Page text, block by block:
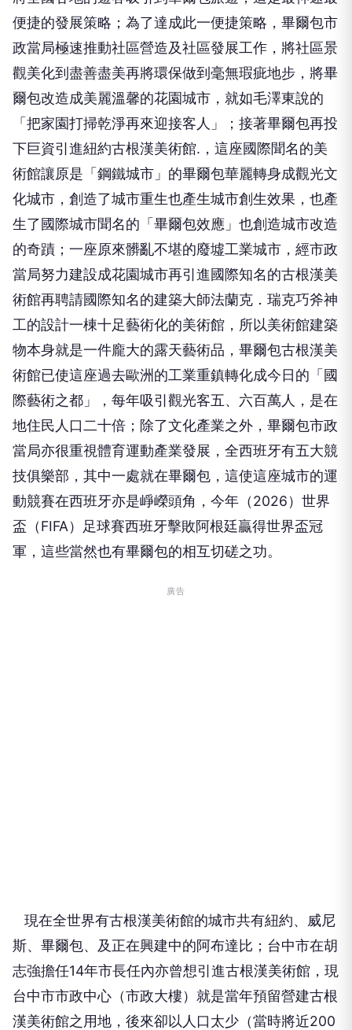
便捷的發展策略；為了達成此一便捷策略，畢爾包市
政當局極速推動社區營造及社區發展工作，將社區景
觀美化到盡善盡美再將環保做到毫無瑕疵地步，將畢
爾包改造成美麗溫馨的花園城市，就如毛澤東說的
「把家園打掃乾淨再來迎接客人」；接著畢爾包再投
下巨資引進紐約古根漢美術館.，這座國際聞名的美
術館讓原是「鋼鐵城市」的畢爾包華麗轉身成觀光文
化城市，創造了城市重生也產生城市創生效果，也產
生了國際城市聞名的「畢爾包效應」也創造城市改造
的奇蹟；一座原來髒亂不堪的廢墟工業城市，經市政
當局努力建設成花園城市再引進國際知名的古根漢美
術館再聘請國際知名的建築大師法蘭克．瑞克巧斧神
工的設計一棟十足藝術化的美術館，所以美術館建築
物本身就是一件龐大的露天藝術品，畢爾包古根漢美
術館已使這座過去歐洲的工業重鎮轉化成今日的「國
際藝術之都」，每年吸引觀光客五、六百萬人，是在
地住民人口二十倍；除了文化產業之外，畢爾包市政
當局亦很重視體育運動產業發展，全西班牙有五大競
技俱樂部，其中一處就在畢爾包，這使這座城市的運
動競賽在西班牙亦是崢嶸頭角，今年（2026）世界
盃（FIFA）足球賽西班牙擊敗阿根廷贏得世界盃冠
軍，這些當然也有畢爾包的相互切磋之功。
廣告
現在全世界有古根漢美術館的城市共有紐約、威尼
斯、畢爾包、及正在興建中的阿布達比；台中市在胡
志強擔任14年市長任內亦曾想引進古根漢美術館，現
台中市市政中心（市政大樓）就是當年預留營建古根
漢美術館之用地，後來卻以人口太少（當時將近200